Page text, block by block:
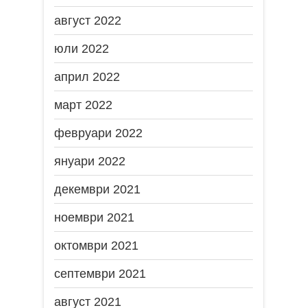
август 2022
юли 2022
април 2022
март 2022
февруари 2022
януари 2022
декември 2021
ноември 2021
октомври 2021
септември 2021
август 2021